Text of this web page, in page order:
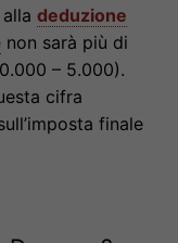
deduzione
non sarà più di
– 5.000).
cifra
finale